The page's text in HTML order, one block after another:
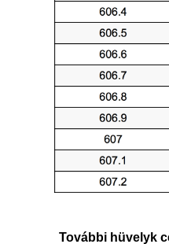
További hüvelyk